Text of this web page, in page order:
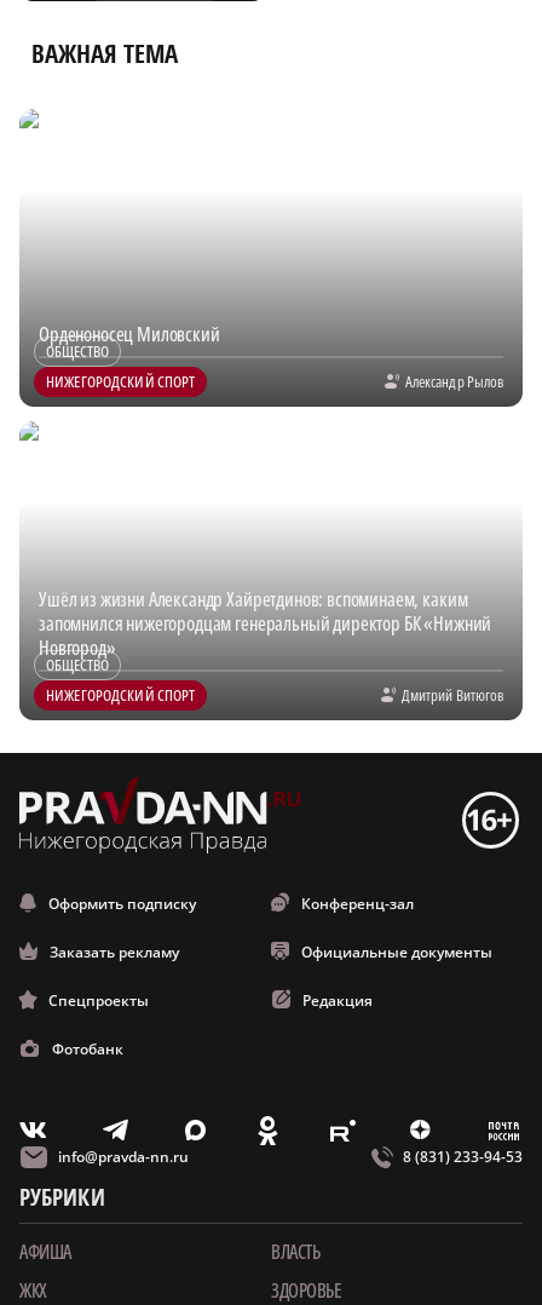
ВАЖНАЯ ТЕМА
Орденоносец Миловский
НИЖЕГОРОДСКИЙ СПОРТ
ОБЩЕСТВО
Александр Рылов
Ушёл из жизни Александр Хайретдинов: вспоминаем, каким
запомнился нижегородцам генеральный директор БК «Нижний
Новгород»
НИЖЕГОРОДСКИЙ СПОРТ
ОБЩЕСТВО
Дмитрий Витюгов
Оформить подписку Конференц-зал
Заказать рекламу Официальные документы
Спецпроекты Редакция
Фотобанк
V T X O E Z m
info@pravda-nn.ru 8 (831) 233-94-53
РУБРИКИ
АФИША
ВЛАСТЬ
ЖКХ
ЗДОРОВЬЕ